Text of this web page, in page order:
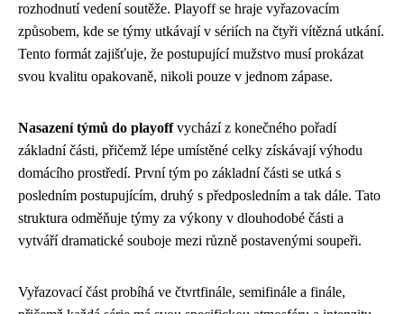
rozhodnutí vedení soutěže. Playoff se hraje vyřazovacím
způsobem, kde se týmy utkávají v sériích na čtyři vítězná utkání.
Tento formát zajišťuje, že postupující mužstvo musí prokázat
svou kvalitu opakovaně, nikoli pouze v jednom zápase.
Nasazení týmů do playoffvychází z konečného pořadí
základní části, přičemž lépe umístěné celky získávají výhodu
domácího prostředí. První tým po základní části se utká s
posledním postupujícím, druhý s předposledním a tak dále. Tato
struktura odměňuje týmy za výkony v dlouhodobé části a
vytváří dramatické souboje mezi různě postavenými soupeři.
Vyřazovací část probíhá ve čtvrtfinále, semifinále a finále,